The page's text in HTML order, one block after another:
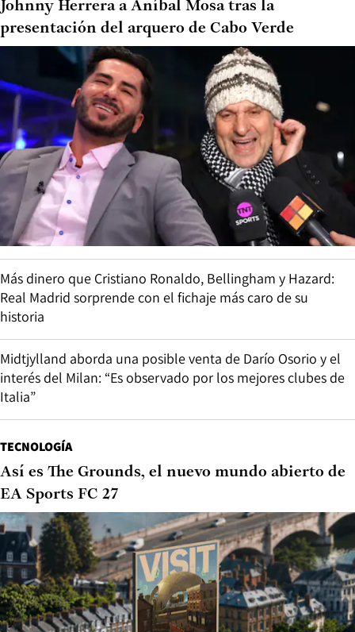
Johnny Herrera a Aníbal Mosa tras la
presentación del arquero de Cabo Verde
Más dinero que Cristiano Ronaldo, Bellingham y Hazard:
Real Madrid sorprende con el fichaje más caro de su
historia
Midtjylland aborda una posible venta de Darío Osorio y el
interés del Milan: “Es observado por los mejores clubes de
Italia”
TECNOLOGÍA
Así es The Grounds, el nuevo mundo abierto de
EA Sports FC 27